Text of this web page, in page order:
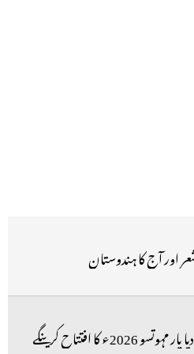
اور آج کا ہندوستان
کا افتتاح کرینگے